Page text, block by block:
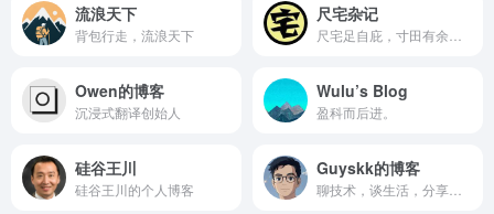
流浪天下
背包行走，流浪天下
尺宅杂记
Owen的博客
沉浸式翻译创始人
Wulu’s Blog
盈科而后进。
硅谷王川
硅谷王川的个人博客
Guyskk的博客